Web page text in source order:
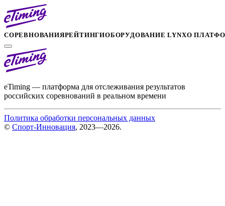
СОРЕВНОВАНИЯРЕЙТИНГИОБОРУДОВАНИЕ LYNXО
eTiming — платформа для отслеживания результатов
российских соревнований в реальном времени
Политика обработки персональных данных
© Спорт-Инновация, 2023—2026.